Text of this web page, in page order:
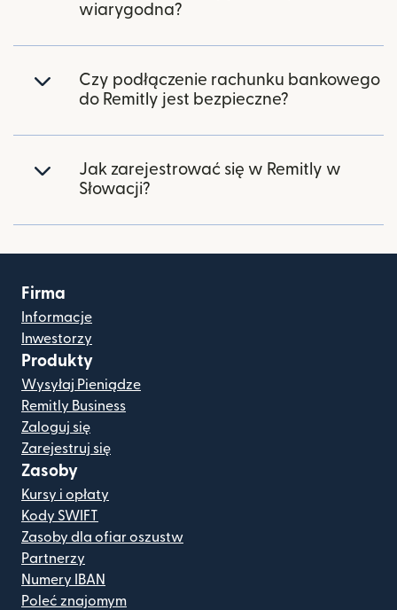
wiarygodna?
Czy podłączenie rachunku bankowego
do Remitly jest bezpieczne?
Jak zarejestrować się w Remitly w
Słowacji?
Firma
Informacje
Inwestorzy
Produkty
Wysyłaj Pieniądze
Remitly Business
Zaloguj się
Zarejestruj się
Zasoby
Kursy i opłaty
Kody SWIFT
Zasoby dla ofiar oszustw
Partnerzy
Numery IBAN
Poleć znajomym